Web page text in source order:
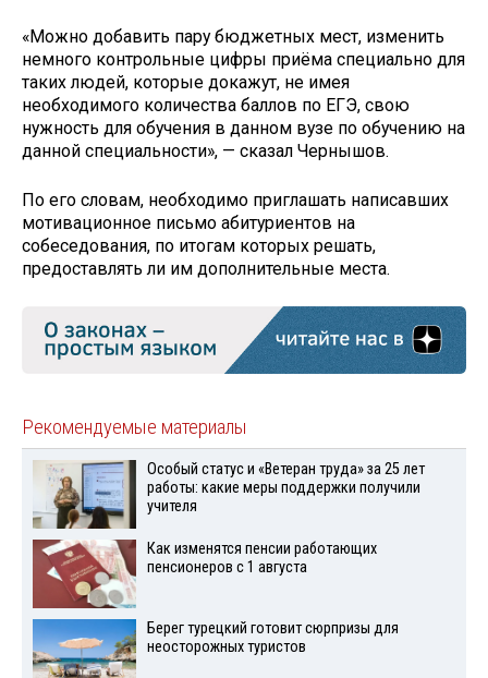
«Можно добавить пару бюджетных мест, изменить
немного контрольные цифры приёма специально для
таких людей, которые докажут, не имея
необходимого количества баллов по ЕГЭ, свою
нужность для обучения в данном вузе по обучению на
данной специальности», — сказал Чернышов.
По его словам, необходимо приглашать написавших
мотивационное письмо абитуриентов на
собеседования, по итогам которых решать,
предоставлять ли им дополнительные места.
Рекомендуемые материалы
Особый статус и «Ветеран труда» за 25 лет
работы: какие меры поддержки получили
учителя
Как изменятся пенсии работающих
пенсионеров с 1 августа
Берег турецкий готовит сюрпризы для
неосторожных туристов